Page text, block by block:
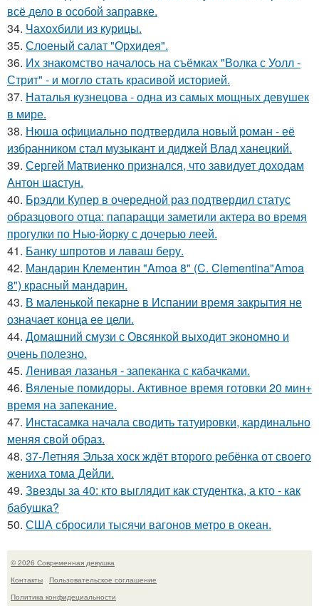
всё дело в особой заправке.
34. Чахохбили из курицы.
35. Слоеный салат "Орхидея".
36. Их знакомство началось на съёмках "Волка с Уолл -
Стрит" - и могло стать красивой историей.
37. Наталья кузнецова - одна из самых мощных девушек
в мире.
38. Нюша официально подтвердила новый роман - её
избранником стал музыкант и диджей Влад ханецкий.
39. Сергей Матвиенко признался, что завидует доходам
Антон шастун.
40. Брэдли Купер в очередной раз подтвердил статус
образцового отца: папарацци заметили актера во время
прогулки по Нью-йорку с дочерью леей.
41. Банку шпротов и лаваш беру.
42. Мандарин Клементин "Amoa 8" (C. Clementina"Amoa
8") красный мандарин.
43. В маленькой пекарне в Испании время закрытия не
означает конца ее цели.
44. Домашний смузи с Овсянкой выходит экономно и
очень полезно.
45. Ленивая лазанья - запеканка с кабачками.
46. Вяленые помидоры. Активное время готовки 20 мин+
время на запекание.
47. Инстасамка начала сводить татуировки, кардинально
меняя свой образ.
48. 37-Летняя Эльза хоск ждёт второго ребёнка от своего
жениха тома Дейли.
49. Звезды за 40: кто выглядит как студентка, а кто - как
бабушка?
50. США сбросили тысячи вагонов метро в океан.
© 2026 Современная девушка
Контакты
Пользовательское соглашение
Политика конфидециальности